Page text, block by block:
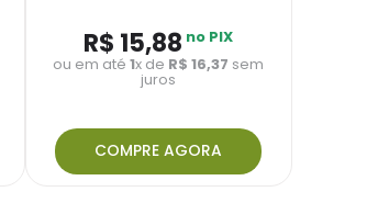
R$ 15,88 no PIX
ou em até1x de R$ 16,37 sem
juros
COMPRE AGORA